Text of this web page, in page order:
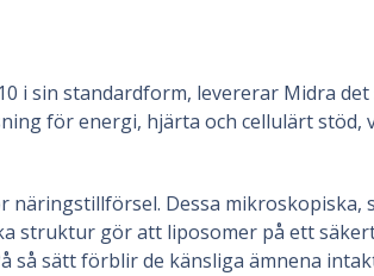
i sin standardform, levererar Midra det
för energi, hjärta och cellulärt
Dessa
struktur gör att liposomer på ett
så sätt förblir de känsliga ämnena